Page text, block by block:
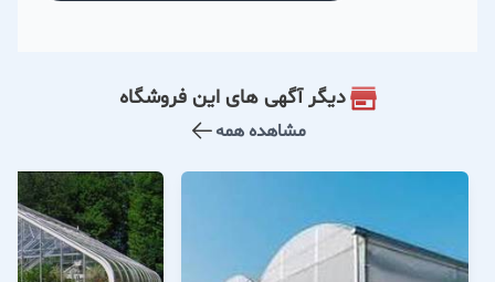
دیگر آگهی های این فروشگاه
مشاهده همه